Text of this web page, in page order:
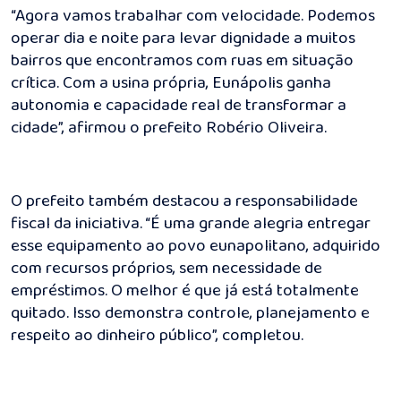
“Agora vamos trabalhar com velocidade. Podemos
operar dia e noite para levar dignidade a muitos
bairros que encontramos com ruas em situação
crítica. Com a usina própria, Eunápolis ganha
autonomia e capacidade real de transformar a
cidade”, afirmou o prefeito Robério Oliveira.
O prefeito também destacou a responsabilidade
fiscal da iniciativa. “É uma grande alegria entregar
esse equipamento ao povo eunapolitano, adquirido
com recursos próprios, sem necessidade de
empréstimos. O melhor é que já está totalmente
quitado. Isso demonstra controle, planejamento e
respeito ao dinheiro público”, completou.